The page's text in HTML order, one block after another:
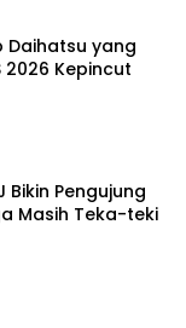
Daihatsu yang
2026 Kepincut
Bikin Pengujung
Masih Teka-teki